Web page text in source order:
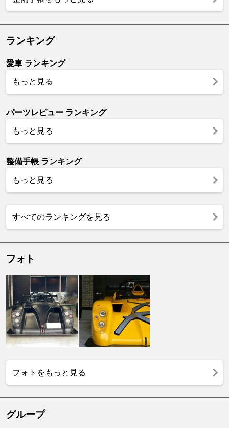
ランキング
愛車 ランキング
もっと見る
パーツレビュー ランキング
もっと見る
整備手帳 ランキング
もっと見る
すべてのランキングを見る
フォト
フォトをもっと見る
グループ